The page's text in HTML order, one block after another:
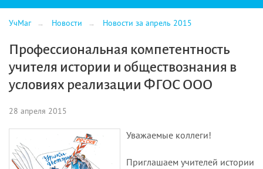
УчМаг Новости Новости за апрель 2015
Профессиональная компетентность
учителя истории и обществознания в
условиях реализации ФГОС ООО
28 апреля 2015
Уважаемые коллеги!
Приглашаем учителей истории